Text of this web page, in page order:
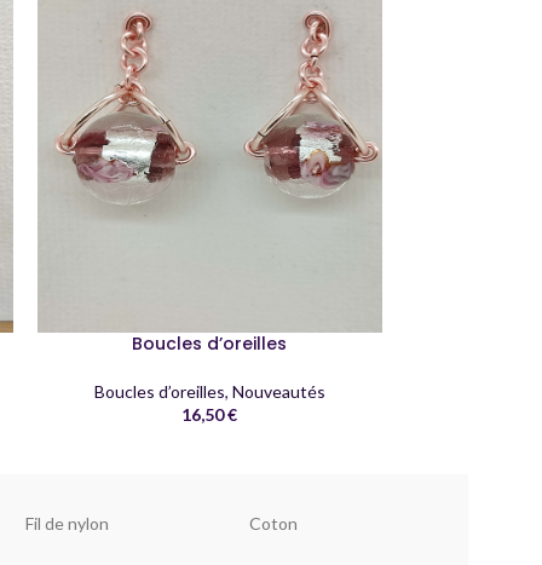
Boucles d’oreilles
Boucles d’oreilles, Nouveautés
16,50€
Fil de nylon Coton